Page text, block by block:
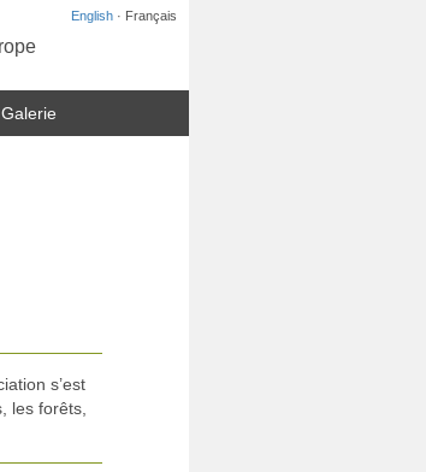
English · Français
Galerie
s’est
les forêts,